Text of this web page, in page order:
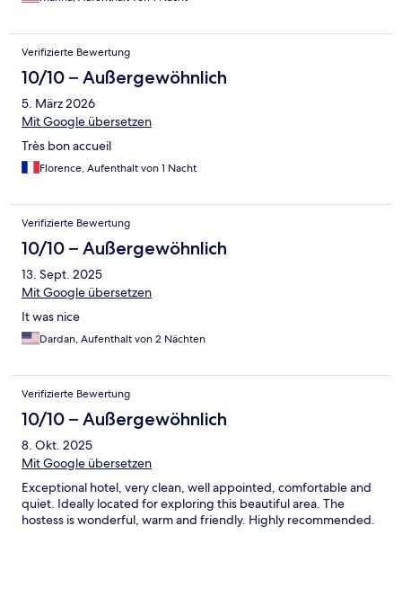
Verifizierte Bewertung
10/10 – Außergewöhnlich
5. März 2026
Mit Google übersetzen
Très bon accueil
Florence, Aufenthalt von 1 Nacht
Verifizierte Bewertung
10/10 – Außergewöhnlich
13. Sept. 2025
Mit Google übersetzen
It was nice
Dardan, Aufenthalt von 2 Nächten
Verifizierte Bewertung
10/10 – Außergewöhnlich
8. Okt. 2025
Mit Google übersetzen
Exceptional hotel, very clean, well appointed, comfortable and
quiet. Ideally located for exploring this beautiful area. The
hostess is wonderful, warm and friendly. Highly recommended.